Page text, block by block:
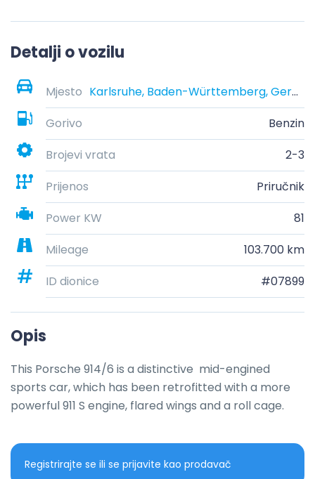
Detalji o vozilu
Mjesto
Karlsruhe, Baden-Württemberg, Germany
Gorivo
Benzin
Brojevi vrata
2-3
Prijenos
Priručnik
Power KW
81
Mileage
103.700 km
ID dionice
#07899
Opis
This Porsche 914/6 is a distinctive  mid-engined
sports car, which has been retrofitted with a more
powerful 911 S engine, flared wings and a roll cage.
Registrirajte se ili se prijavite kao prodavač